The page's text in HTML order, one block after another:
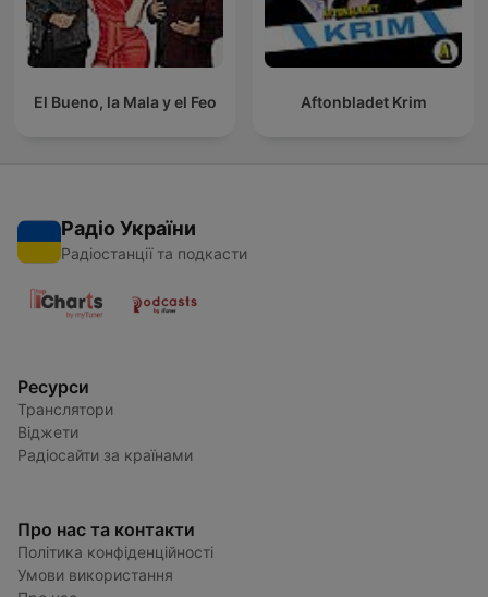
El Bueno, la Mala y el Feo Aftonbladet Krim
Радіо України
Радіостанції та подкасти
Ресурси
Транслятори
Віджети
Радіосайти за країнами
Про нас та контакти
Політика конфіденційності
Умови використання